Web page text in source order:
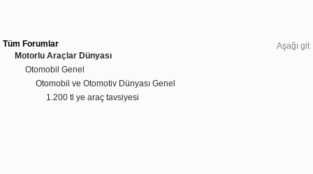
Aşağı git
Tüm Forumlar
Motorlu Araçlar Dünyası
Otomobil Genel
Otomobil ve Otomotiv Dünyası Genel
1.200 tl ye araç tavsiyesi